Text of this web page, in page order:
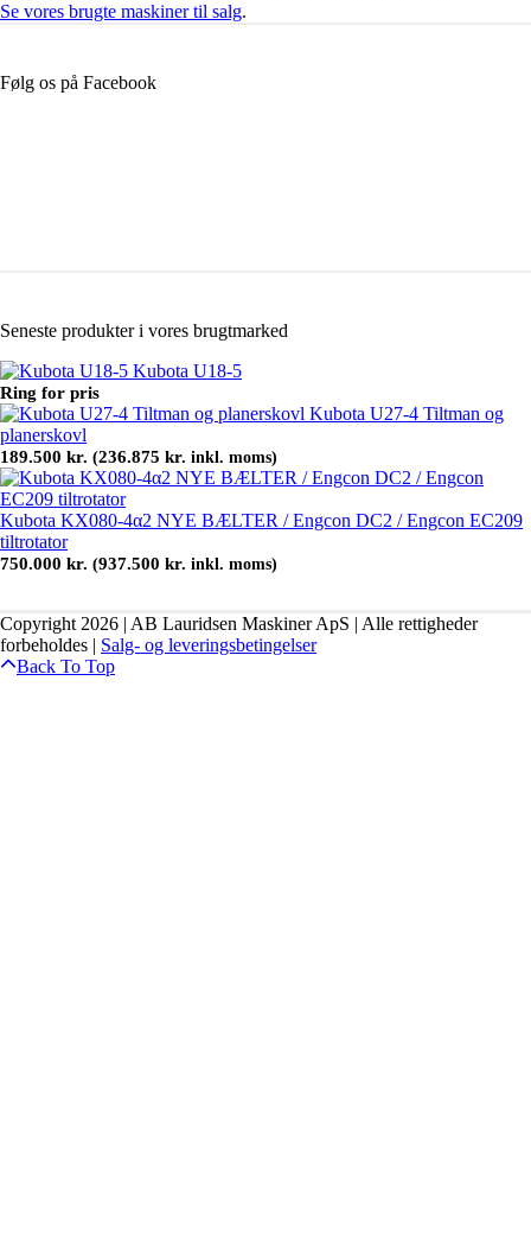
Se vores brugte maskiner til salg.
Følg os på Facebook
Seneste produkter i vores brugtmarked
Kubota U18-5
Ring for pris
Kubota U27-4 Tiltman og
planerskovl
189.500 kr. (236.875 kr. inkl. moms)
Kubota KX080-4α2 NYE BÆLTER / Engcon DC2 / Engcon EC209
tiltrotator
750.000 kr. (937.500 kr. inkl. moms)
Copyright 2026 | AB Lauridsen Maskiner ApS | Alle rettigheder
forbeholdes | Salg- og leveringsbetingelser
Back To Top